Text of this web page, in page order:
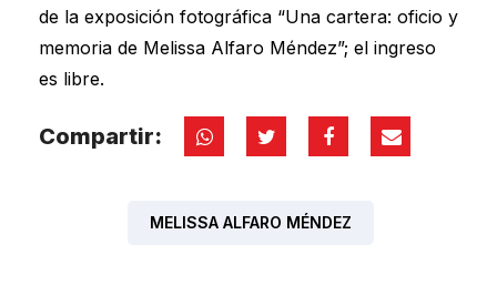
de la exposición fotográfica “Una cartera: oficio y
memoria de Melissa Alfaro Méndez”; el ingreso
es libre.
Compartir:
MELISSA ALFARO MÉNDEZ